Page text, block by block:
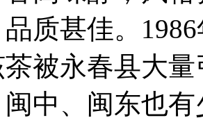
质甚佳。
茶被永春县大
中、闽东也